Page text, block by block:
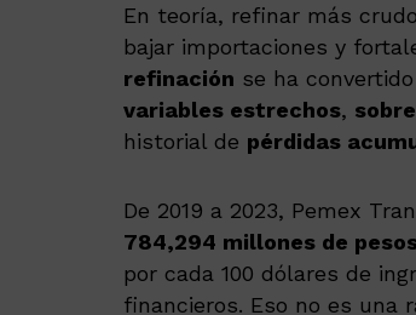
En teoría, refinar más
bajar importaciones y
refinación se ha
variables estrechos,
historial de pérdidas
De 2019 a 2023, Pemex
784,294 millones de
por cada 100 dólares de
financieros. Eso no es una